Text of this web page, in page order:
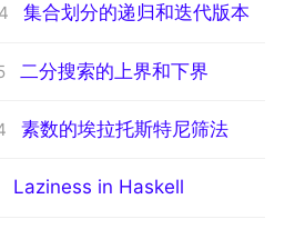
集合划分的递归和迭代版本
二分搜索的上界和下界
素数的埃拉托斯特尼筛法
Laziness in Haskell